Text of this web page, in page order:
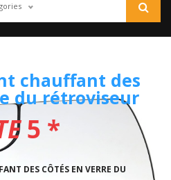
chauffant des
du rétroviseur
Ram 1500
5 *
DES CÔTÉS EN VERRE DU